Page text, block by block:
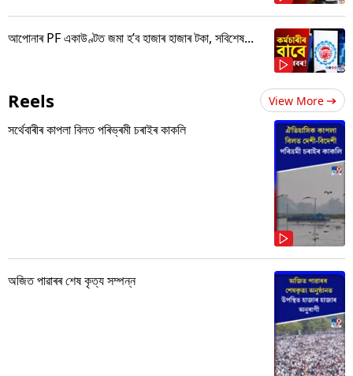
আপোনাৰ PF একাউণ্টত জমা হ’ব হাজাৰ হাজাৰ টকা, সবিশেষ...
Reels View More
সৰ্থেবাৰীৰ কাপলা বিলত পৰিভ্ৰমী চৰাইৰ কাকলি
অজিত পাৱাৰৰ শেষ কৃত্য সম্পন্ন